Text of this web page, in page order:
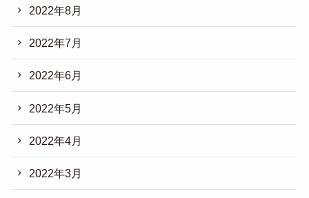
2022年8月
2022年7月
2022年6月
2022年5月
2022年4月
2022年3月